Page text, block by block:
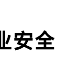
安全